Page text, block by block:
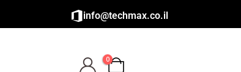
info@techmax.co.il
0